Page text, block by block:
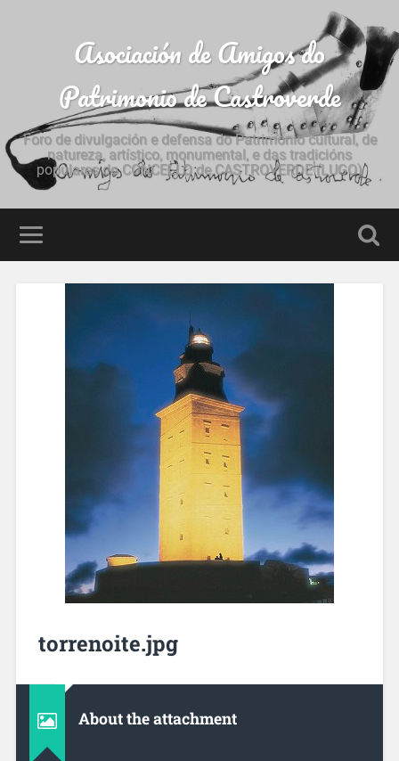
Asociación de Amigos do
Patrimonio de Castroverde
Foro de divulgación e defensa do Patrimonio cultural, de
natureza, artístico, monumental, e das tradicións
populares do CONCELLO de CASTROVERDE (LUGO)
torrenoite.jpg
About the attachment